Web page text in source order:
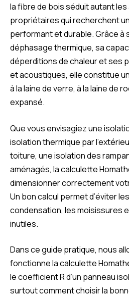
la fibre de bois séduit autant
propriétaires qui recherchent
performant et durable. Grâce à
déphasage thermique, sa
déperditions de chaleur et ses
et acoustiques, elle constitue
à la laine de verre, à la laine de
expansé.
Que vous envisagiez une
isolation thermique par
toiture, une isolation des
aménagés, la calculette
dimensionner correctement
Un bon calcul permet d’éviter
condensation, les moisissures
inutiles.
Dans ce guide pratique, nous
fonctionne la calculette
le coefficient R d’un panneau
surtout comment choisir la